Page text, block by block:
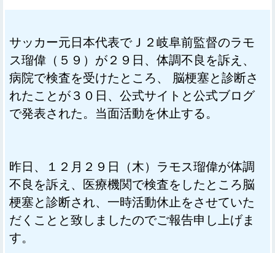
サッカー元日本代表でＪ２岐阜前監督のラモ
ス瑠偉（５９）が２９日、体調不良を訴え、
病院で検査を受けたところ、 脳梗塞と診断さ
れたことが３０日、公式サイトと公式ブログ
で発表された。当面活動を休止する。
昨日、１２月２９日（木）ラモス瑠偉が体調
不良を訴え、医療機関で検査をしたところ脳
梗塞と診断され、一時活動休止をさせていた
だくことと致しましたのでご報告申し上げま
す。